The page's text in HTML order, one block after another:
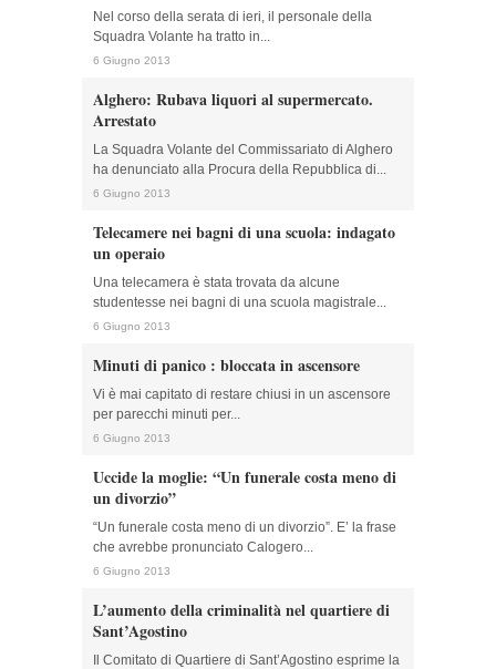
Nel corso della serata di ieri, il personale della
Squadra Volante ha tratto in...
6 Giugno 2013
Alghero: Rubava liquori al supermercato.
Arrestato
La Squadra Volante del Commissariato di Alghero
ha denunciato alla Procura della Repubblica di...
6 Giugno 2013
Telecamere nei bagni di una scuola: indagato
un operaio
Una telecamera è stata trovata da alcune
studentesse nei bagni di una scuola magistrale...
6 Giugno 2013
Minuti di panico : bloccata in ascensore
Vi è mai capitato di restare chiusi in un ascensore
per parecchi minuti per...
6 Giugno 2013
Uccide la moglie: “Un funerale costa meno di
un divorzio”
“Un funerale costa meno di un divorzio”. E’ la frase
che avrebbe pronunciato Calogero...
6 Giugno 2013
L’aumento della criminalità nel quartiere di
Sant’Agostino
Il Comitato di Quartiere di Sant’Agostino esprime la